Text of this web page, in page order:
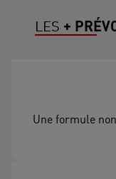
LES +
Une formule